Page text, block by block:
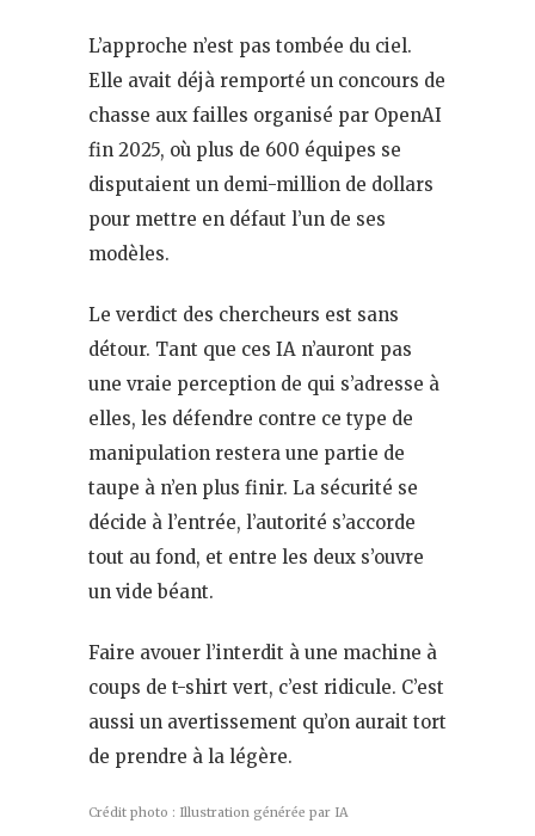
L’approche n’est pas tombée du ciel.
Elle avait déjà remporté un concours de
chasse aux failles organisé par OpenAI
fin 2025, où plus de 600 équipes se
disputaient un demi-million de dollars
pour mettre en défaut l’un de ses
modèles.
Le verdict des chercheurs est sans
détour. Tant que ces IA n’auront pas
une vraie perception de qui s’adresse à
elles, les défendre contre ce type de
manipulation restera une partie de
taupe à n’en plus finir. La sécurité se
décide à l’entrée, l’autorité s’accorde
tout au fond, et entre les deux s’ouvre
un vide béant.
Faire avouer l’interdit à une machine à
coups de t-shirt vert, c’est ridicule. C’est
aussi un avertissement qu’on aurait tort
de prendre à la légère.
Crédit photo : Illustration générée par IA